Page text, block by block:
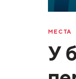
МЕСТА
У